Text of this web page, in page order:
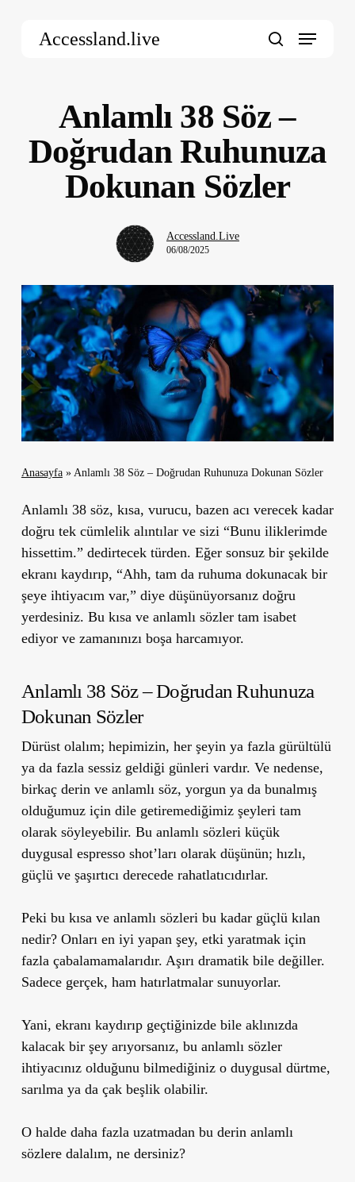
Accessland.live Menu
Anlamlı 38 Söz –
Doğrudan Ruhunuza
Dokunan Sözler
Accessland.Live
06/08/2025
Anasayfa» Anlamlı 38 Söz – Doğrudan Ruhunuza Dokunan Sözler
Anlamlı 38 söz, kısa, vurucu, bazen acı verecek kadar
doğru tek cümlelik alıntılar ve sizi “Bunu iliklerimde
hissettim.” dedirtecek türden. Eğer sonsuz bir şekilde
ekranı kaydırıp, “Ahh, tam da ruhuma dokunacak bir
şeye ihtiyacım var,” diye düşünüyorsanız doğru
yerdesiniz. Bu kısa ve anlamlı sözler tam isabet
ediyor ve zamanınızı boşa harcamıyor.
Anlamlı 38 Söz – DoğrudanRuhunuza
Dokunan Sözler
Dürüst olalım; hepimizin, her şeyin ya fazla gürültülü
ya da fazla sessiz geldiği günleri vardır. Ve nedense,
birkaç derin ve anlamlı söz, yorgun ya da bunalmış
olduğumuz için dile getiremediğimiz şeyleri tam
olarak söyleyebilir. Bu anlamlı sözleri küçük
duygusal espresso shot’ları olarak düşünün; hızlı,
güçlü ve şaşırtıcı derecede rahatlatıcıdırlar.
Peki bu kısa ve anlamlı sözleri bu kadar güçlü kılan
nedir? Onları en iyi yapan şey, etki yaratmak için
fazla çabalamamalarıdır. Aşırı dramatik bile değiller.
Sadece gerçek, ham hatırlatmalar sunuyorlar.
Yani, ekranı kaydırıp geçtiğinizde bile aklınızda
kalacak bir şey arıyorsanız, bu anlamlı sözler
ihtiyacınız olduğunu bilmediğiniz o duygusal dürtme,
sarılma ya da çak beşlik olabilir.
O halde daha fazla uzatmadan bu derin anlamlı
sözlere dalalım, ne dersiniz?